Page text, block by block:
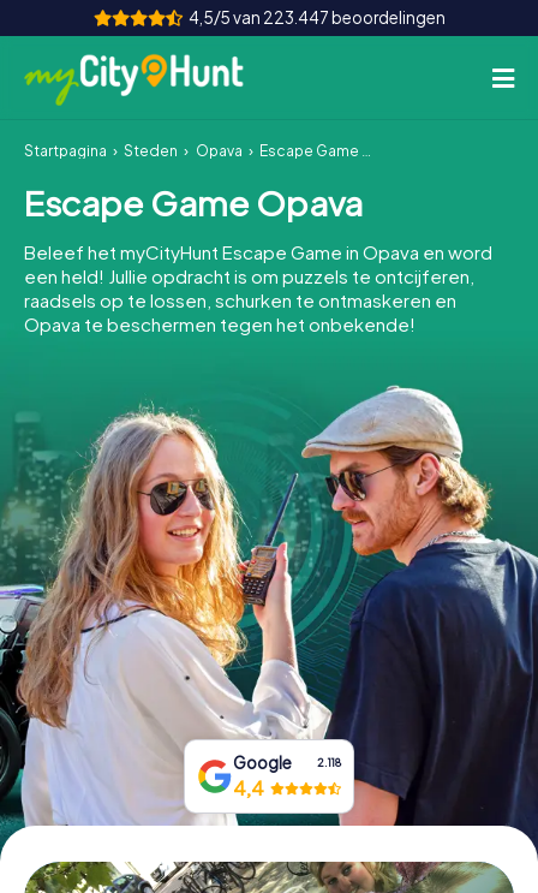
4,5/5 van 223.447 beoordelingen
Hoe het werkt
Steden
Tours
Teamevenement
INT AT CH
DE
ES
FR UK
IE
IT
NL
Boek tickets
Koop cadeaubonnen
Startpagina Steden Opava Escape Game Opava
Escape Game Opava
Beleef het myCityHunt Escape Game in Opava en word
een held! Jullie opdracht is om puzzels te ontcijferen,
raadsels op te lossen, schurken te ontmaskeren en
Opava te beschermen tegen het onbekende!
Google 2.118
4,4